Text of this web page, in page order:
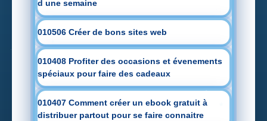
d une semaine
010506 Créer de bons sites web
010408 Profiter des occasions et évenements
spéciaux pour faire des cadeaux
010407 Comment créer un ebook gratuit à
distribuer partout pour se faire connaitre